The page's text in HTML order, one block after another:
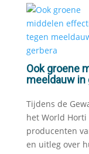
Ook groene
meeldauw in
Tijdens de
het World Horti
producenten
en uitleg over